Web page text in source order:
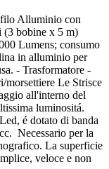
Alluminio con
(3 bobine x 5 m)
Lumens; consumo
in alluminio per
- Trasformatore -
morsettiere Le Strisce
all'interno del
luminositá.
é dotato di banda
Necessario per la
La superficie
veloce e non